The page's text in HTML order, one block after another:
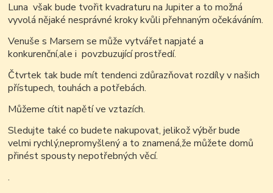
Luna však bude tvořit kvadraturu na Jupiter a to možná
vyvolá nějaké nesprávné kroky kvůli přehnaným očekáváním.
Venuše s Marsem se může vytvářet napjaté a
konkurenční,ale i povzbuzující prostředí.
Čtvrtek tak bude mít tendenci zdůrazňovat rozdíly v našich
přístupech, touhách a potřebách.
Můžeme cítit napětí ve vztazích.
Sledujte také co budete nakupovat, jelikož výběr bude
velmi rychlý,nepromyšlený a to znamená,že můžete domů
přinést spousty nepotřebných věcí.
.